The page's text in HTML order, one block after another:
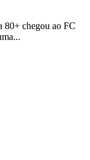
80+ chegou ao FC